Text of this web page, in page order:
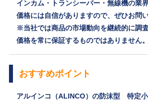
インカム・トランシーバー・無線機の業
価格には自信がありますので、ぜひお問
※当社では商品の市場動向を継続的に調
価格を常に保証するものではありません。
おすすめポイント
アルインコ（ALINCO）の防沫型 特定